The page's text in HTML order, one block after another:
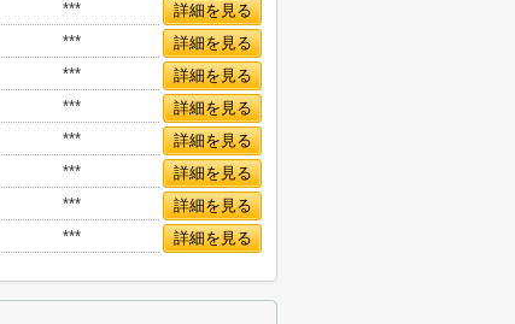
***
詳細を見る
***
詳細を見る
***
詳細を見る
***
詳細を見る
***
詳細を見る
***
詳細を見る
***
詳細を見る
*** 詳細を見る